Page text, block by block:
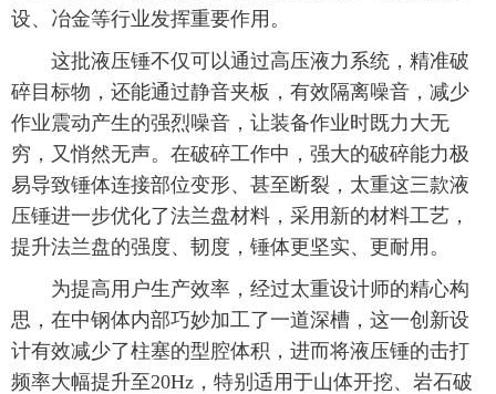
设、冶金等行业发挥重要作用。
这批液压锤不仅可以通过高压液力系统，精准破
碎目标物，还能通过静音夹板，有效隔离噪音，减少
作业震动产生的强烈噪音，让装备作业时既力大无
穷，又悄然无声。在破碎工作中，强大的破碎能力极
易导致锤体连接部位变形、甚至断裂，太重这三款液
压锤进一步优化了法兰盘材料，采用新的材料工艺，
提升法兰盘的强度、韧度，锤体更坚实、更耐用。
为提高用户生产效率，经过太重设计师的精心构
思，在中钢体内部巧妙加工了一道深槽，这一创新设
计有效减少了柱塞的型腔体积，进而将液压锤的击打
频率大幅提升至20Hz，特别适用于山体开挖、岩石破